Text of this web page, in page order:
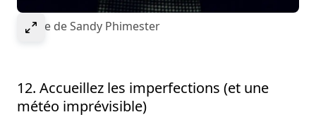
Select to expand image
Image de Sandy Phimester
12. Accueillez les imperfections (et une
météo imprévisible)